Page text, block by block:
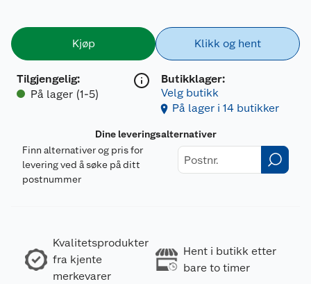
Kjøp
Tilgjengelig:
På lager (1-5)
Klikk og hent
Butikklager:
Velg butikk
På lager i 14 butikker
Dine leveringsalternativer
Finn alternativer og pris for
levering ved å søke på ditt
postnummer
Kvalitetsprodukter
fra kjente
merkevarer
Hent i butikk etter
bare to timer